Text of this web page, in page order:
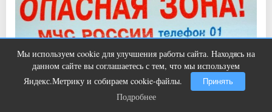
Мы используем cookie для улучшения работы сайта. Находясь на
данном сайте вы соглашаетесь с тем, что мы используем
Яндекс.Метрику и собираем cookie-файлы.
Принять
Подробнее
Ролик из Омска: вы будете смеяться
долго
Подробнее